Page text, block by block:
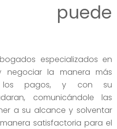
puede
especializados en
negociar la manera más
los pagos, y con su
comunicándole las
a su alcance y solventar
satisfactoria para el